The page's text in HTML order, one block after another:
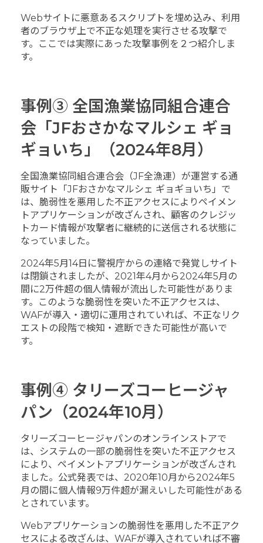
Webサイトに悪意あるスクリプトを埋め込み、利用
者のブラウザ上で不正な処理を実行させる攻撃で
す。ここでは実際にあった攻撃事例を２つ紹介しま
す。
事例③ 全国漁業協同組合連合
会「JFおさかなマルシェ ギョ
ギョいち」（2024年8月）
全国漁業協同組合連合会（JF全漁連）が運営する通
販サイト「JFおさかなマルシェ ギョギョいち」で
は、脆弱性を悪用した不正アクセスによりペイメン
トアプリケーションが改ざんされ、顧客のクレジッ
トカード情報が攻撃者に継続的に送信される状態に
なっていました。
2024年5月14日に警視庁からの連絡で発覚しサイト
は閉鎖されましたが、2021年4月から2024年5月の
間に2万件超の個人情報が流出した可能性がありま
す。このような脆弱性を突いた不正アクセスは、
WAFが導入・適切に運用されていれば、不正なリク
エストの段階で検知・遮断できた可能性が高いで
す。
事例④ タリーズコーヒージャ
パン（2024年10月）
タリーズコーヒージャパンのオンラインストアで
は、システムの一部の脆弱性を突いた不正アクセス
により、ペイメントアプリケーションが改ざんされ
ました。公式発表では、 2020年10月から2024年5
月の間に個人情報9万件超が漏えいした可能性がある
とされています。
Webアプリケーションの脆弱性を悪用した不正アク
セスによる改ざんは、WAFが導入されていれば不審